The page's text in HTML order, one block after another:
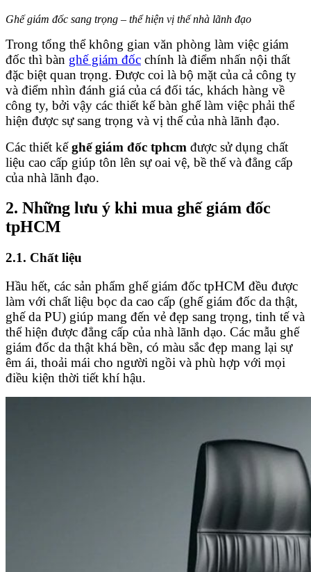
Ghế giám đốc sang trọng – thể hiện vị thế nhà lãnh đạo
Trong tổng thể không gian văn phòng làm việc giám
đốc thì bàn ghế giám đốc chính là điểm nhấn nội thất
đặc biệt quan trọng. Được coi là bộ mặt của cả công ty
và điểm nhìn đánh giá của cá đối tác, khách hàng về
công ty, bởi vậy các thiết kế bàn ghế làm việc phải thể
hiện được sự sang trọng và vị thế của nhà lãnh đạo.
Các thiết kếghế giám đốc tphcm được sử dụng chất
liệu cao cấp giúp tôn lên sự oai vệ, bề thế và đẳng cấp
của nhà lãnh đạo.
2. Những lưu ý khi mua ghế giám đốc
tpHCM
2.1. Chất liệu
Hầu hết, các sản phẩm ghế giám đốc tpHCM đều được
làm với chất liệu bọc da cao cấp (ghế giám đốc da thật,
ghế da PU) giúp mang đến vẻ đẹp sang trọng, tinh tế và
thể hiện được đẳng cấp của nhà lãnh dạo. Các mẫu ghế
giám đốc da thật khá bền, có màu sắc đẹp mang lại sự
êm ái, thoải mái cho người ngồi và phù hợp với mọi
điều kiện thời tiết khí hậu.